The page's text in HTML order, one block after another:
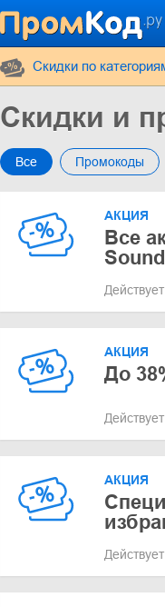
Cкидки по
Скидки и
Все Промокоды
АКЦИЯ
Все
АКЦИЯ
До
АКЦИЯ